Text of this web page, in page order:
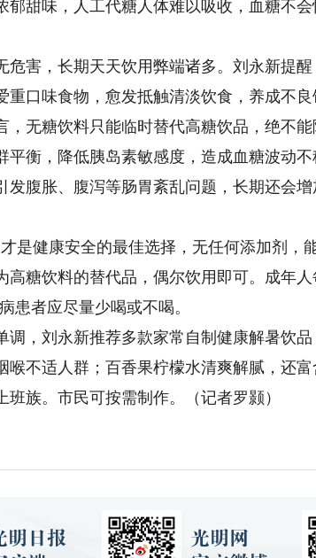
郁甜味，人工代糖人体难以吸收，血糖不
害，长期天天饮用弊端诸多。刘永新提醒
重口味食物，愈发抵触清淡饮食，养成不良
无糖饮料只能临时替代高糖饮品，绝不能
平衡，降低胰岛素敏感度，造成血糖波动不
发腹胀、腹泻等肠胃紊乱问题，长期还会
健康安全的最佳选择，无任何添加剂，
高糖饮料的替代品，偶尔饮用即可。成年
患者应尽量少喝或不喝。
，刘永新推荐多款家常自制健康解暑饮品
喉不适人群；百香果柠檬水清爽解腻，还
族。市民可按需制作。（记者罗颢）